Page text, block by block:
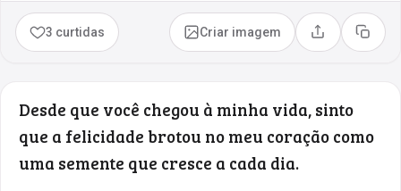
3 curtidas Criar imagem Compartilhar
Copiar
Desde que você chegou à minha vida, sinto
que a felicidade brotou no meu coração como
uma semente que cresce a cada dia.